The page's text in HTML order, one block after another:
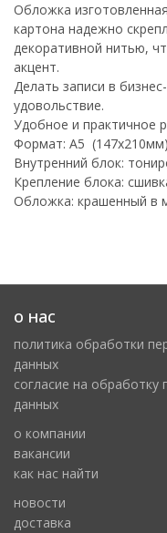
Обложка
картона надежно
декоративной нитью,
акцент.
Делать записи в
удовольствие.
Удобное и практичное
Формат: A5 (147х210мм)
Внутренний блок:
Крепление блока:
Обложка: крашенный в
о нас
политика обработки
данных
cогласие на обработку
данных
о компании
вакансии
как нас найти
новости
доставка